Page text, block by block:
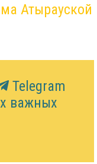
Атырауской
Telegram
важных